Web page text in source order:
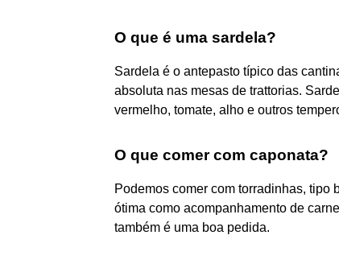
O que é uma sardela?
Sardela é o antepasto típico das
absoluta nas mesas de trattorias.
vermelho, tomate, alho e outros
O que comer com caponata?
Podemos comer com torradinhas, tipo
ótima como acompanhamento de
também é uma boa pedida.